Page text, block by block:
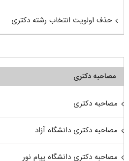
حذف اولویت انتخاب رشته دکتری
مصاحبه دکتری
مصاحبه دکتری
مصاحبه دکتری دانشگاه آزاد
مصاحبه دکتری دانشگاه پیام نور